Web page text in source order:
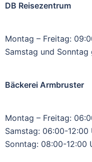
DB Reisezentrum
Montag – Freitag:
Samstag und Sonntag
Bäckerei Armbruster
Montag – Freitag:
Samstag: 06:00-12:00
Sonntag: 08:00-12:00